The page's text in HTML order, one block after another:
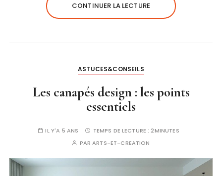
CONTINUER LA LECTURE
ASTUCES&CONSEILS
Les canapés design : les points
essentiels
IL Y'A 5 ANS TEMPS DE LECTURE :2MINUTES
PARARTS-ET-CREATION